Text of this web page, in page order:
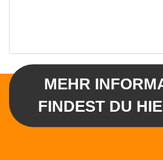
MEHR
FINDEST DU